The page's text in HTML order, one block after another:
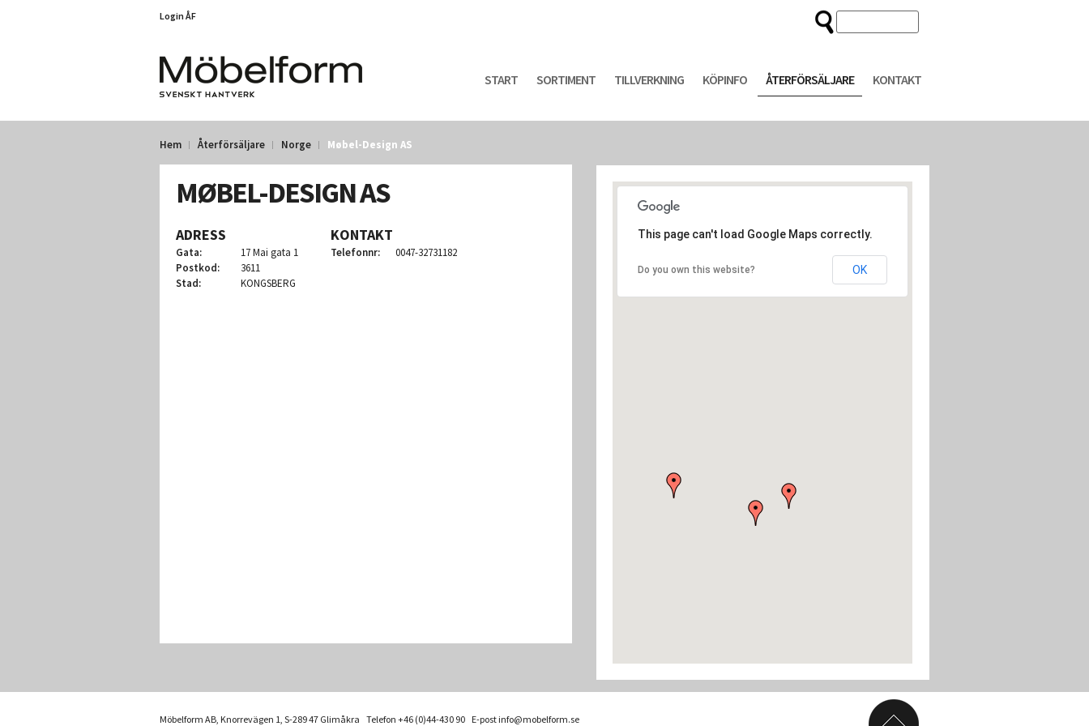
Login ÅF
START SORTIMENT TILLVERKNING KÖPINFO ÅTERFÖRSÄLJARE KONTAKT
Hem Återförsäljare Norge Møbel-Design AS
MØBEL-DESIGN AS
ADRESS
Gata:
17 Mai gata 1
Postkod:
3611
Stad:
KONGSBERG
KONTAKT
Telefonnr: 0047-32731182
This page can't load Google Maps correctly.
Do you own this website? OK
Möbelform AB, Knorrevägen 1, S-289 47 Glimåkra Telefon +46 (0)44-430 90 E-post info@mobelform.se